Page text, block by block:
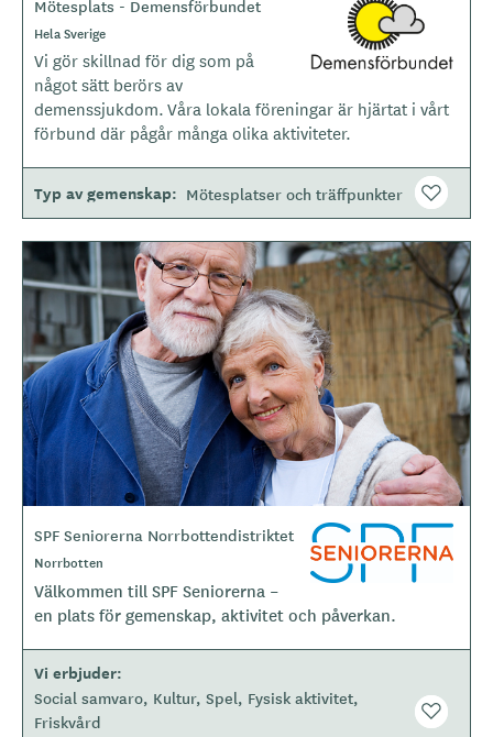
g
t
y
e
Mötesplats - Demensförbundet
Hela Sverige
Vi gör skillnad för dig som på
något sätt berörs av
demenssjukdom. Våra lokala föreningar är hjärtat i vårt
förbund där pågår många olika aktiviteter.
Typ av gemenskap Mötesplatser och träffpunkter
B
i
d
e
r
L
o
g
o
y
e
SPF Seniorerna Norrbottendistriktet
Norrbotten
Välkommen till SPF Seniorerna –
en plats för gemenskap, aktivitet och påverkan.
Vi erbjuder
Social samvaro Kultur Spel Fysisk aktivitet
Friskvård